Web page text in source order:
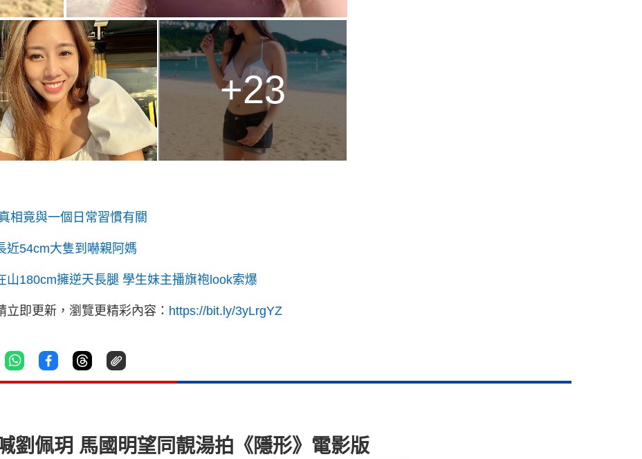
+23
相竟與一個日常習慣有關
近54cm大隻到嚇親阿媽
180cm擁逆天長腿 學生妹主播旗袍look索爆
立即更新，瀏覽更精彩內容： https://bit.ly/3yLrgYZ
劉佩玥 馬國明望同靚湯拍《隱形》電影版